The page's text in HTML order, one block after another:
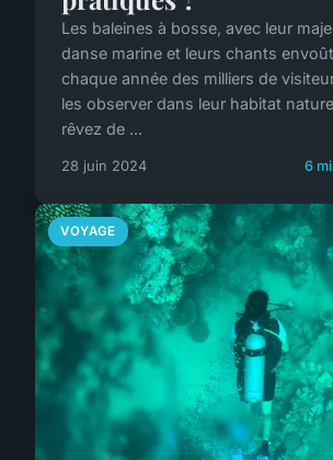
Les baleines à bosse, avec leur
danse marine et leurs chants
chaque année des milliers de
les observer dans leur habitat
rêvez de ...
28 juin 2024 6
VOYAGE